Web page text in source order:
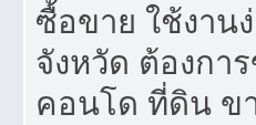
ซื้อขาย ใช้งาน
จังหวัด ต้องกา
คอนโด ที่ดิน ข